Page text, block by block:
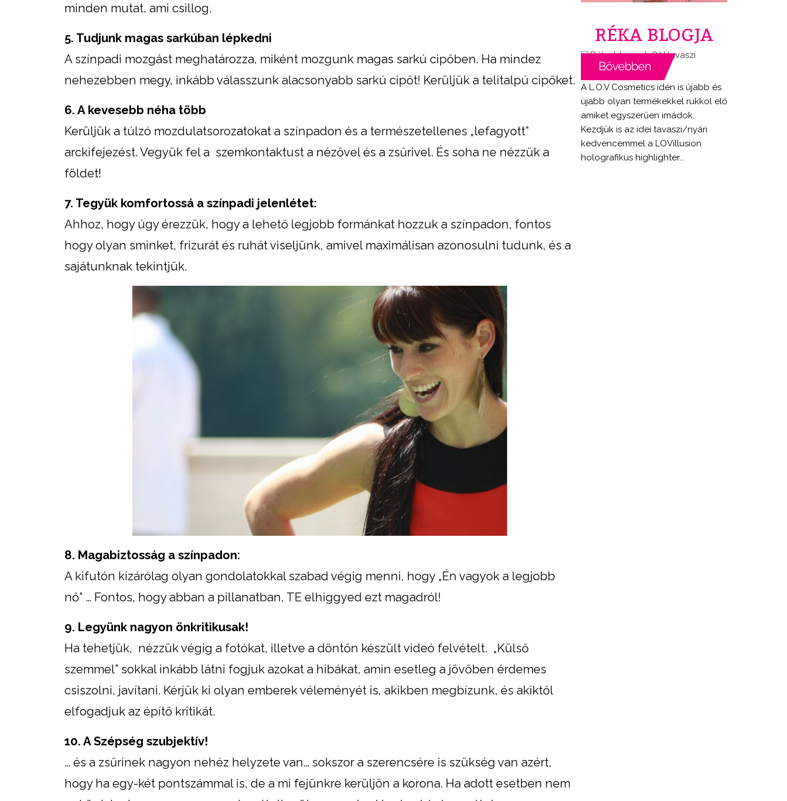
minden mutat, ami csillog.
5. Tudjunk magas sarkúban lépkedni
A színpadi mozgást meghatározza, miként mozgunk magas sarkú cipőben. Ha mindez
nehezebben megy, inkább válasszunk alacsonyabb sarkú cipőt! Kerüljük a telitalpú cipőket.
6. A kevesebb néha több
Kerüljük a túlzó mozdulatsorozatokat a színpadon és a természetellenes „lefagyott”
arckifejezést. Vegyük fel a szemkontaktust a nézővel és a zsűrivel. És soha ne nézzük a
földet!
7. Tegyük komfortossá a színpadi jelenlétet:
Ahhoz, hogy úgy érezzük, hogy a lehető legjobb formánkat hozzuk a színpadon, fontos
hogy olyan sminket, frizurát és ruhát viseljünk, amivel maximálisan azonosulni tudunk, és a
sajátunknak tekintjük.
8. Magabiztosság a színpadon:
A kifutón kizárólag olyan gondolatokkal szabad végig menni, hogy „Én vagyok a legjobb
nő” … Fontos, hogy abban a pillanatban, TE elhiggyed ezt magadról!
9. Legyünk nagyon önkritikusak!
Ha tehetjük, nézzük végig a fotókat, illetve a döntőn készült videó felvételt. „Külső
szemmel” sokkal inkább látni fogjuk azokat a hibákat, amin esetleg a jövőben érdemes
csiszolni, javítani. Kérjük ki olyan emberek véleményét is, akikben megbízunk, és akiktől
elfogadjuk az építő kritikát.
10. A Szépség szubjektív!
… és a zsűrinek nagyon nehéz helyzete van… sokszor a szerencsére is szükség van azért,
hogy ha egy-két pontszámmal is, de a mi fejünkre kerüljön a korona. Ha adott esetben nem
RÉKA BLOGJA
A L.O.V Cosmetics idén is újabb és
újabb olyan termékekkel rukkol elő
amiket egyszerűen imádok.
Kezdjük is az idei tavaszi/nyári
kedvencemmel a LOVillusion
holografikus highlighter...